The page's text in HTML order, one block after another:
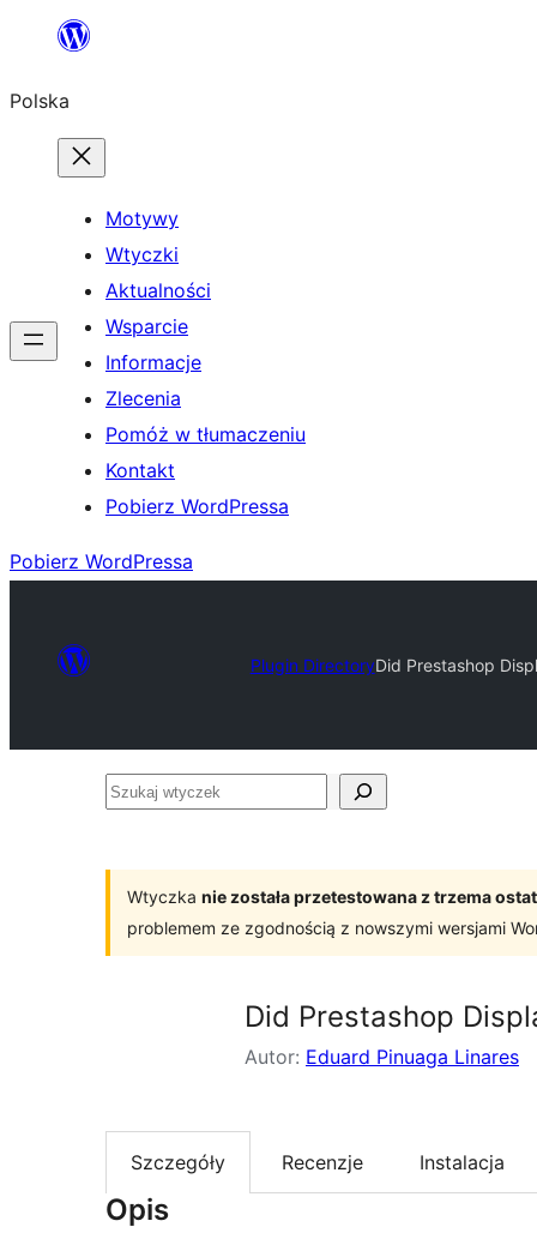
Przejdź
treści
Polska
Motywy
Wtyczki
Aktualności
Wsparcie
Informacje
Zlecenia
Pomóż w tłumaczeniu
Kontakt
Pobierz WordPressa
Pobierz WordPressa
Plugin DirectoryDid Prestashop
Szukaj
Wtyczka nie została przetestowana z trzema
problemem ze zgodnością z nowszymi wersjami
Did Prestashop
Autor: Eduard Pinuaga Linares
Szczegóły Recenzje Instalacja
Opis